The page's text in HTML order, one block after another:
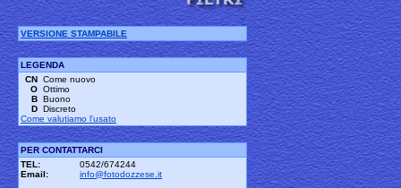
VERSIONE STAMPABILE
LEGENDA
CN Come nuovo
O Ottimo
B Buono
D Discreto
Come valutiamo l'usato
PER CONTATTARCI
TEL:
0542/674244
Email:
info@fotodozzese.it